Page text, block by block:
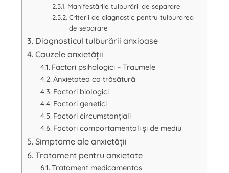
Manifestările tulburării de separare
Criterii de diagnostic pentru tulburarea
de separare
Diagnosticul tulburării anxioase
Cauzele anxietății
Factori psihologici – Traumele
Anxietatea ca trăsătură
Factori biologici
Factori genetici
Factori circumstanțiali
Factori comportamentali și de mediu
Simptome ale anxietății
Tratament pentru anxietate
Tratament medicamentos